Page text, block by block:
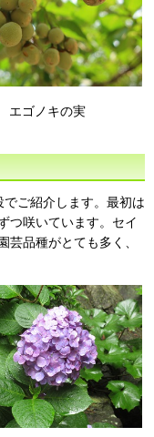
エゴノキの実
ご紹介します。最初は
つ咲いています。セイ
芸品種がとても多く、